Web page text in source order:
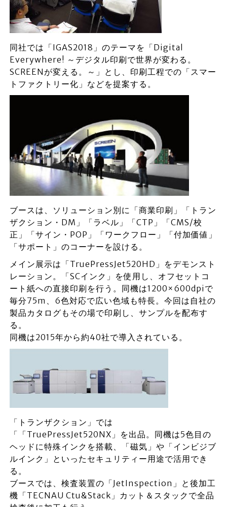
同社では「IGAS2018」のテーマを「Digital
Everywhere! ～デジタル印刷で世界が変わる。
SCREEN が変える。～」とし、印刷工程での「スマー
トファクトリー化」などを提案する。
ブースは、ソリューション別に「商業印刷」「トラン
ザクション・DM」「ラベル」「CTP」「CMS/校
正」「サイン・POP」「ワークフロー」「付加価値」
「サポート」のコーナーを設ける。
メイン展示は「TruePressJet520HD」をデモンスト
レーション。「SCインク」を使用し、オフセットコ
ート紙への直接印刷を行う。同機は1200×600dpiで
毎分75m、6色対応で広い色域も特長。今回は自社の
製品カタログもその場で印刷し、サンプルを配布す
る。
同機は2015年から約40社で導入されている。
「トランザクション」では
「「TruePressJet520NX」を出品。同機は5色目の
ヘッドに特殊インクを搭載、「磁気」や「インビジブ
ルインク」といったセキュリティー用途で活用でき
る。
ブースでは、検査装置の「JetInspection」と後加工
機「TECNAU Ctu&Stack」カット＆スタックで全品